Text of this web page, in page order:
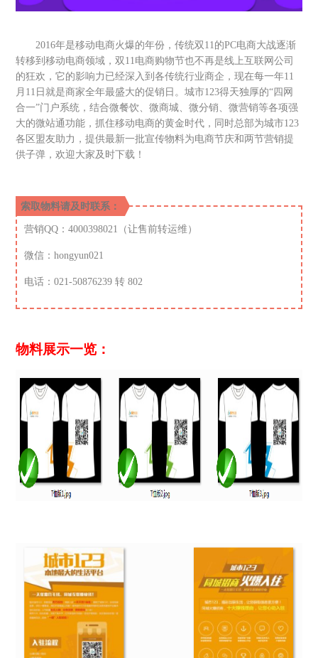
2016年是移动电商火爆的年份，传统双11的PC电商大战逐渐
转移到移动电商领域，双11电商购物节也不再是线上互联网公司
的狂欢，它的影响力已经深入到各传统行业商企，现在每一年11
月11日就是商家全年最盛大的促销日。城市123得天独厚的“四网
合一”门户系统，结合微餐饮、微商城、微分销、微营销等各项强
大的微站通功能，抓住移动电商的黄金时代，同时总部为城市123
各区盟友助力，提供最新一批宣传物料为电商节庆和两节营销提
供子弹，欢迎大家及时下载！
索取物料请及时联系：
营销QQ：4000398021（让售前转运维）
微信：hongyun021
电话：021-50876239 转 802
物料展示一览：